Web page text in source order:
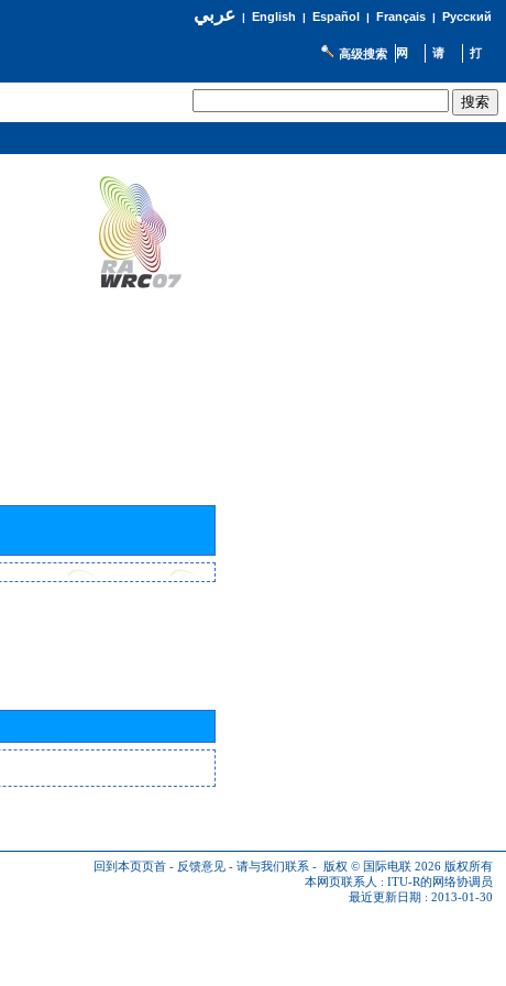
عربي| English | Español | Français| Русский
高级搜索
回到本页页首 - 反馈意见 - 请与我们联系 - 版权 © 国际电联 2026 版权所有
本网页联系人 : ITU-R的网络协调员
最近更新日期 : 2013-01-30